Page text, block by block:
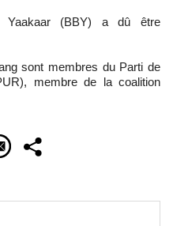
Yaakaar (BBY) a dû être
sont membres du Parti de
membre de la coalition